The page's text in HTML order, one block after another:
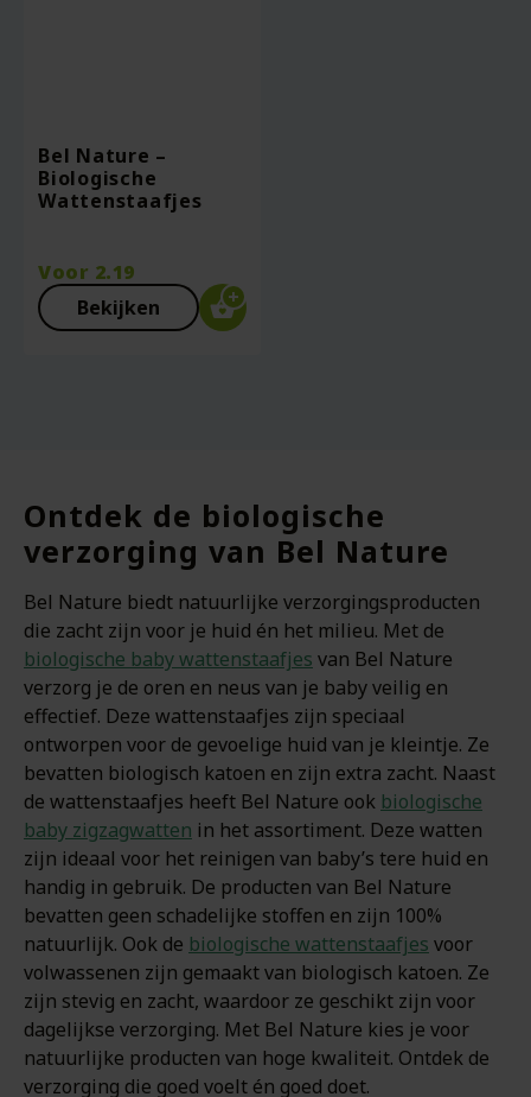
Bel Nature –
Biologische
Wattenstaafjes
Voor 2.19
Bekijken
Ontdek de biologische
verzorging van Bel Nature
Bel Nature biedt natuurlijke verzorgingsproducten
die zacht zijn voor je huid én het milieu. Met de
biologische baby wattenstaafjes van Bel Nature
verzorg je de oren en neus van je baby veilig en
effectief. Deze wattenstaafjes zijn speciaal
ontworpen voor de gevoelige huid van je kleintje. Ze
bevatten biologisch katoen en zijn extra zacht. Naast
de wattenstaafjes heeft Bel Nature ook biologische
baby zigzagwatten in het assortiment. Deze watten
zijn ideaal voor het reinigen van baby’s tere huid en
handig in gebruik. De producten van Bel Nature
bevatten geen schadelijke stoffen en zijn 100%
natuurlijk. Ook de biologische wattenstaafjes voor
volwassenen zijn gemaakt van biologisch katoen. Ze
zijn stevig en zacht, waardoor ze geschikt zijn voor
dagelijkse verzorging. Met Bel Nature kies je voor
natuurlijke producten van hoge kwaliteit. Ontdek de
verzorging die goed voelt én goed doet.